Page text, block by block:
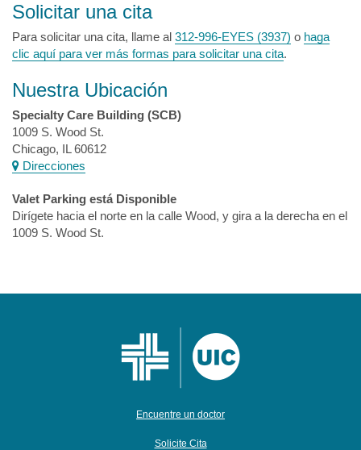
Solicitar una cita
Para solicitar una cita, llame al 312-996-EYES (3937) o haga
clic aquí para ver más formas para solicitar una cita.
Nuestra Ubicación
Specialty Care Building (SCB)
1009 S. Wood St.
Chicago, IL 60612
Direcciones
Valet Parking está Disponible
Dirígete hacia el norte en la calle Wood, y gira a la derecha en el
1009 S. Wood St.
Encuentre un doctor
Solicite Cita